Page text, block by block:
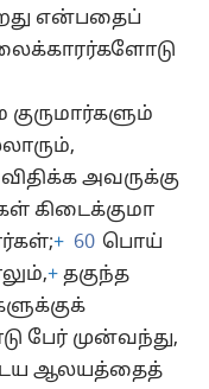
என்பதைப்
அவருக்கு
கிடைக்குமா
+ 60 பொய்
+ தகுந்த
பேர் முன்வந்து,
ஆலயத்தைத்